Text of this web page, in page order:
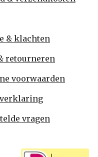
& klachten
retourneren
voorwaarden
vragen